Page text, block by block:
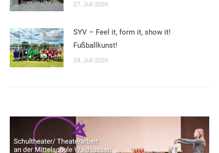
27. Juli 2026
SYV – Feel it, form it, show it!
Fußballkunst!
24. Juli 2026